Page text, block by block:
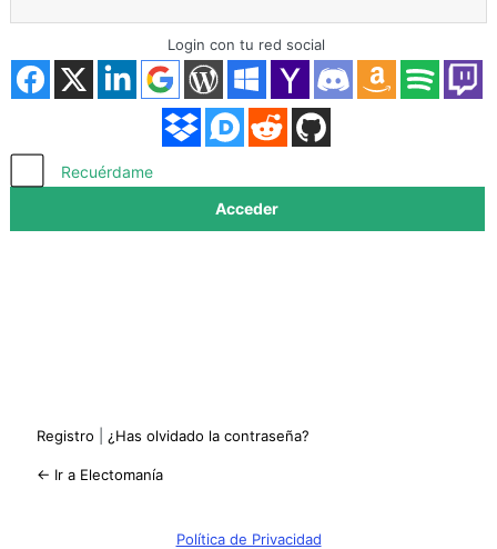
Acceder
Login con tu red social
Recuérdame
Registro ¿Has olvidado la contraseña?
← Ir a Electomanía
Política de Privacidad